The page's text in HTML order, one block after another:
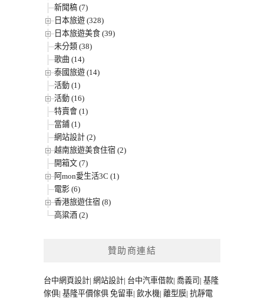
新聞稿 (7)
日本旅遊 (328)
日本旅遊美食 (39)
未分類 (38)
歌曲 (14)
泰國旅遊 (14)
活動 (1)
活動 (16)
特賣會 (1)
當鋪 (1)
網站設計 (2)
越南旅遊美食住宿 (2)
開箱文 (7)
阿mon愛生活3C (1)
電影 (6)
香港旅遊住宿 (8)
高粱酒 (2)
贊助商連結
台中網頁設計| 網站設計| 台中汽車借款| 喬義司 | 基隆
傢俱| 基隆平價傢俱 免留車| 飲水機| 離型膜| 抗靜電